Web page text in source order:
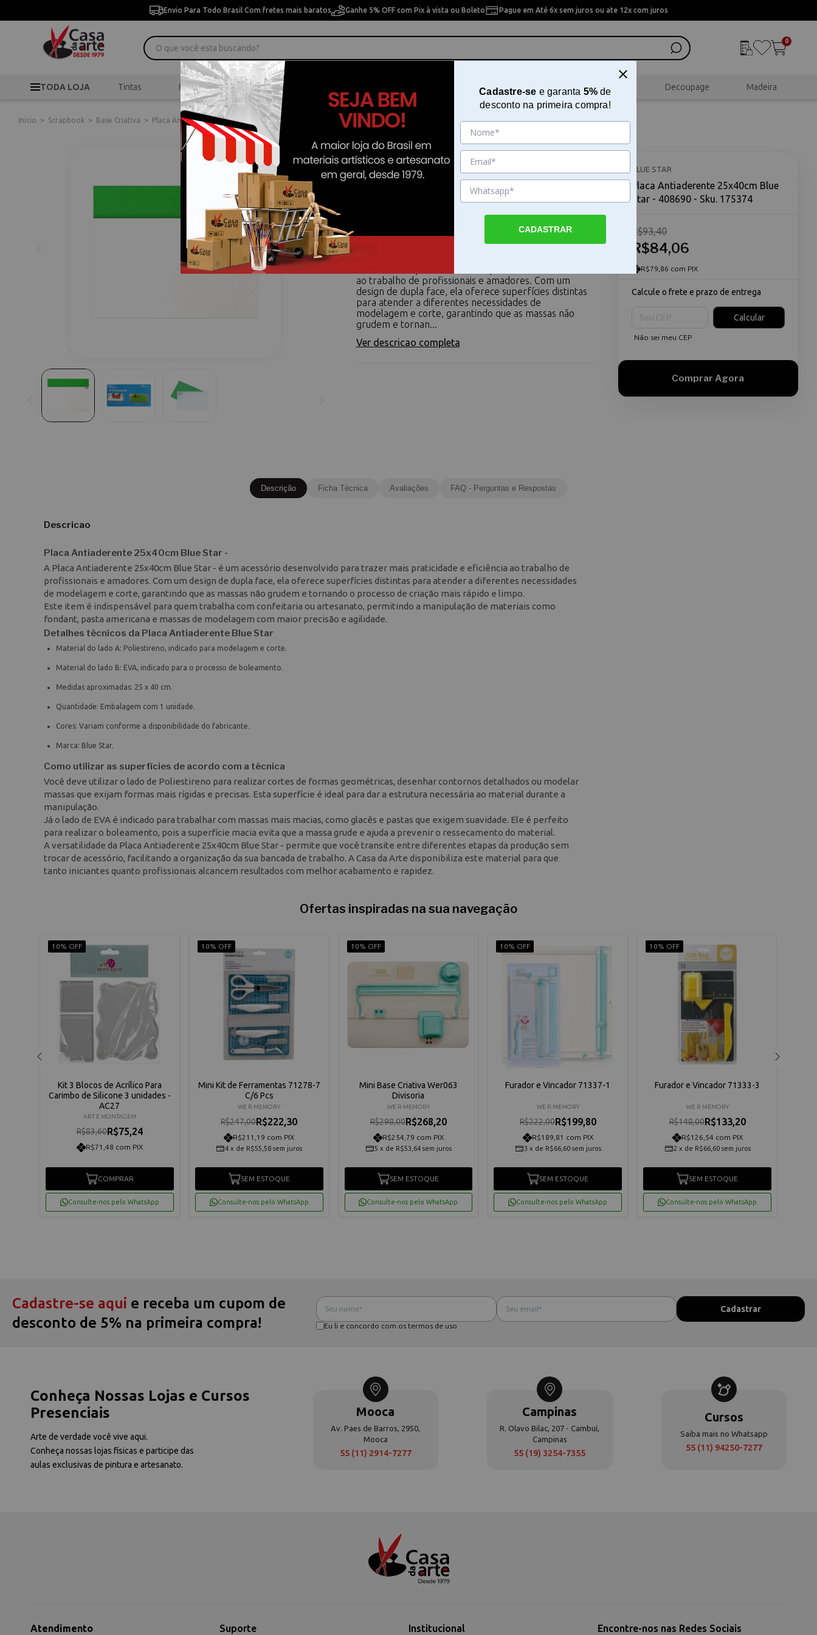
Envio Para Todo Brasil Com fretes mais baratos Ganhe 5% OFF com Pix à vista ou Boleto Pague em Até 6x sem juros ou ate 12x com juros
0
TODA LOJA Tintas Pincéis Desenho Pintura Artesanal Scrapbook Decoupage Madeira
Início > Scrapbook > Base Criativa > Placa Antiaderente 25x40cm Blue Star - 408690
Placa Antiaderente 25x40cm Blue Star -
408690
Placa Antiaderente 25x40cm Blue Star - A Placa
ao trabalho de profissionais e amadores. Com um
design de dupla face, ela oferece superfícies distintas
para atender a diferentes necessidades de
modelagem e corte, garantindo que as massas não
grudem e tornan...
Ver descricao completa
BLUE STAR
Placa Antiaderente 25x40cm Blue
Star - 408690 - Sku. 175374
R$84,06
R$93,40
R$79,86 com PIX
Calcule o frete e prazo de entrega
Calcular
Não sei meu CEP
Descrição Ficha Técnica Avaliações FAQ - Perguntas e Respostas
Descricao
Placa Antiaderente 25x40cm Blue Star -
A Placa Antiaderente 25x40cm Blue Star - é um acessório desenvolvido para trazer mais praticidade e eficiência ao trabalho de
profissionais e amadores. Com um design de dupla face, ela oferece superfícies distintas para atender a diferentes necessidades
de modelagem e corte, garantindo que as massas não grudem e tornando o processo de criação mais rápido e limpo.
Este item é indispensável para quem trabalha com confeitaria ou artesanato, permitindo a manipulação de materiais como
fondant, pasta americana e massas de modelagem com maior precisão e agilidade.
Detalhes técnicos da Placa Antiaderente Blue Star
Material do lado A: Poliestireno, indicado para modelagem e corte.
Material do lado B: EVA, indicado para o processo de boleamento.
Medidas aproximadas: 25 x 40 cm.
Quantidade: Embalagem com 1 unidade.
Cores: Variam conforme a disponibilidade do fabricante.
Marca: Blue Star.
Como utilizar as superfícies de acordo com a técnica
Você deve utilizar o lado de Poliestireno para realizar cortes de formas geométricas, desenhar contornos detalhados ou modelar
massas que exijam formas mais rígidas e precisas. Esta superfície é ideal para dar a estrutura necessária ao material durante a
manipulação.
Já o lado de EVA é indicado para trabalhar com massas mais macias, como glacês e pastas que exigem suavidade. Ele é perfeito
para realizar o boleamento, pois a superfície macia evita que a massa grude e ajuda a prevenir o ressecamento do material.
A versatilidade da Placa Antiaderente 25x40cm Blue Star - permite que você transite entre diferentes etapas da produção sem
trocar de acessório, facilitando a organização da sua bancada de trabalho. A Casa da Arte disponibiliza este material para que
tanto iniciantes quanto profissionais alcancem resultados com melhor acabamento e rapidez.
Ofertas inspiradas na sua navegação
10% OFF
Kit 3 Blocos de Acrílico Para
Carimbo de Silicone 3 unidades -
AC27
ART E MONTAGEM
R$83,60R$75,24
R$71,48 com PIX
COMPRAR
Consulte-nos pelo WhatsApp
10% OFF
Mini Kit de Ferramentas 71278-7
C/6 Pcs
WE R MEMORY
R$247,00R$222,30
R$211,19 com PIX
4 x de R$55,58 sem juros
SEM ESTOQUE
Consulte-nos pelo WhatsApp
10% OFF
Mini Base Criativa Wer063
Divisoria
WE R MEMORY
R$298,00R$268,20
R$254,79 com PIX
5 x de R$53,64 sem juros
SEM ESTOQUE
Consulte-nos pelo WhatsApp
10% OFF
Furador e Vincador 71337-1
WE R MEMORY
R$222,00R$199,80
R$189,81 com PIX
3 x de R$66,60 sem juros
SEM ESTOQUE
Consulte-nos pelo WhatsApp
10% OFF
Furador e Vincador 71333-3
WE R MEMORY
R$148,00R$133,20
R$126,54 com PIX
2 x de R$66,60 sem juros
SEM ESTOQUE
Consulte-nos pelo WhatsApp
Cadastre-se aqui e receba um cupom de
desconto de 5% na primeira compra!
Eu li e concordo com os termos de uso
Conheça Nossas Lojas e Cursos
Presenciais
Arte de verdade você vive aqui.
Conheça nossas lojas físicas e participe das
aulas exclusivas de pintura e artesanato.
Mooca
Av. Paes de Barros, 2950,
Mooca
55 (11) 2914-7277
Campinas
R. Olavo Bilac, 207 - Cambuí,
Campinas
55 (19) 3254-7355
Cursos
Saiba mais no Whatsapp
55 (11) 94250-7277
Atendimento Suporte Institucional Encontre-nos nas Redes Sociais
Cadastre-se e garanta 5%de
desconto na primeira compra!
CADASTRAR